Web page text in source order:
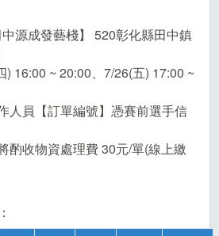
中源成發藝棧】 520彰化縣田中鎮
) 16:00 ~ 20:00、7/26(五) 17:00 ~
人員【訂單編號】憑賽前選手信
酌收物資處理費 30元/單(線上繳